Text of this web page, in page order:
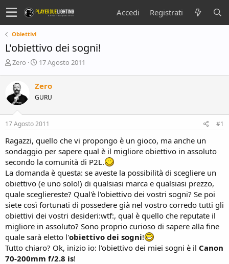
Accedi Registrati
Obiettivi
L'obiettivo dei sogni!
C
a
t
o
r
e
i
s
c
u
s
i
o
n
e
Zero
D
a
d
i
n
z
i
o
17 Agosto 2011
Zero
GURU
17 Agosto 2011 #1
Ragazzi, quello che vi propongo è un gioco, ma anche un
sondaggio per sapere qual è il migliore obiettivo in assoluto
secondo la comunità di P2L.
La domanda è questa: se aveste la possibilità di scegliere un
obiettivo (e uno solo!) di qualsiasi marca e qualsiasi prezzo,
quale scegliereste? Qual'è l'obiettivo dei vostri sogni? Se poi
siete così fortunati di possedere già nel vostro corredo tutti gli
obiettivi dei vostri desideri:wtf:, qual è quello che reputate il
migliore in assoluto? Sono proprio curioso di sapere alla fine
quale sarà eletto l'obiettivo dei sogni!
Tutto chiaro? Ok, inizio io: l'obiettivo dei miei sogni è il Canon
70-200mm f/2.8 is!